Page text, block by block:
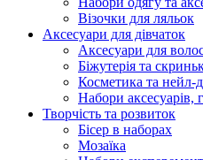
Візочки для ляльок
Аксесуари для дівчаток
Аксесуари для
Біжутерія та
Косметика та нейл-
Набори аксесуарів,
Творчість та розвиток
Бісер в наборах
Мозаїка